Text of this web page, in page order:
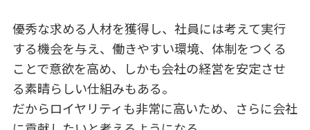
優秀な求める人材を獲得し、社員には考えて実行
する機会を与え、働きやすい環境、体制をつくる
ことで意欲を高め、しかも会社の経営を安定させ
る素晴らしい仕組みもある。
だからロイヤリティも非常に高いため、さらに会社